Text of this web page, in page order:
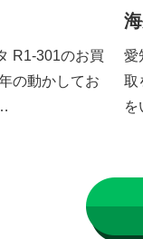
R1-301のお買
の動かしてお
愛
取